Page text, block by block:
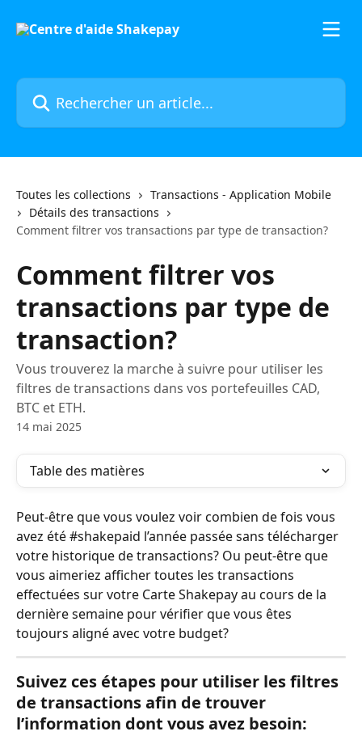
Rechercher un article...
Toutes les collections
Transactions - Application Mobile
Détails des transactions
Comment filtrer vos transactions par type de transaction?
Comment filtrer vos
transactions par type de
transaction?
Vous trouverez la marche à suivre pour utiliser les
filtres de transactions dans vos portefeuilles CAD,
BTC et ETH.
14 mai 2025
Table des matières
Peut-être que vous voulez voir combien de fois vous
avez été #shakepaid l’année passée sans télécharger
votre historique de transactions? Ou peut-être que
vous aimeriez afficher toutes les transactions
effectuées sur votre Carte Shakepay au cours de la
dernière semaine pour vérifier que vous êtes
toujours aligné avec votre budget?
Suivez ces étapes pour utiliser les filtres
de transactions afin de trouver
l’information dont vous avez besoin: